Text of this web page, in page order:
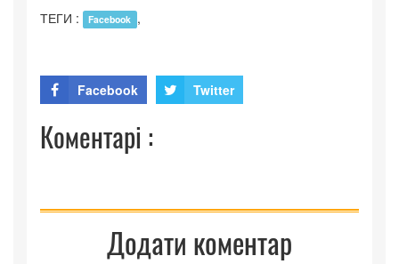
ТЕГИ : Facebook ,
Facebook Twitter
Коментарі :
Додати коментар